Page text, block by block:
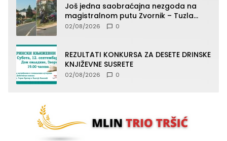
Još jedna saobraćajna nezgoda na
magistralnom putu Zvornik – Tuzla
(FOTO)
02/08/2026 0
REZULTATI KONKURSA ZA DESETE DRINSKE
KNJIŽEVNE SUSRETE
02/08/2026 0